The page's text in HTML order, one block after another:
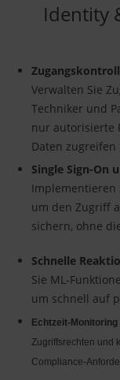
Identity
Verwalten Sie
Techniker und
nur autorisierte
Daten zugreifen
Single Sign-On
Implementieren
um den Zugriff
sichern, ohne
Schnelle
Sie ML-
um schnell auf
Echtzeit-
Zugriffsrechten und
Compliance-